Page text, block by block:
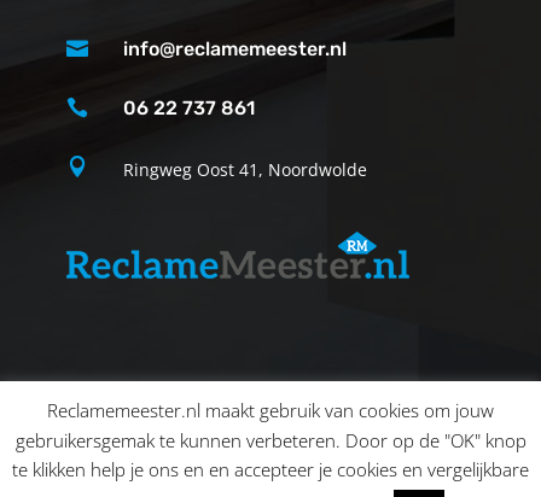
 info@reclamemeester.nl
 06 22 737 861
 Ringweg Oost 41, Noordwolde
Alles op het gebied van Reclame, Sign en
Printmogelijkheden | Website ontwikkeling bij
Reclamemeester.nl maakt gebruik van cookies om jouw
gebruikersgemak te kunnen verbeteren. Door op de "OK" knop
te klikken help je ons en en accepteer je cookies en vergelijkbare